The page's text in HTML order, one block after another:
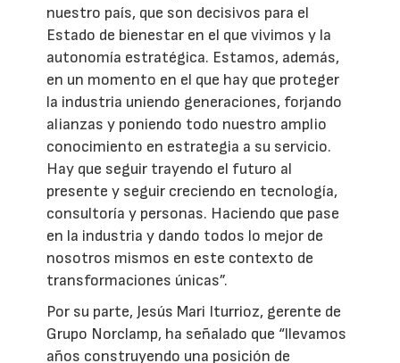
nuestro país, que son decisivos para el
Estado de bienestar en el que vivimos y la
autonomía estratégica. Estamos, además,
en un momento en el que hay que proteger
la industria uniendo generaciones, forjando
alianzas y poniendo todo nuestro amplio
conocimiento en estrategia a su servicio.
Hay que seguir trayendo el futuro al
presente y seguir creciendo en tecnología,
consultoría y personas. Haciendo que pase
en la industria y dando todos lo mejor de
nosotros mismos en este contexto de
transformaciones únicas”.
Por su parte, Jesús Mari Iturrioz, gerente de
Grupo Norclamp, ha señalado que “llevamos
años construyendo una posición de